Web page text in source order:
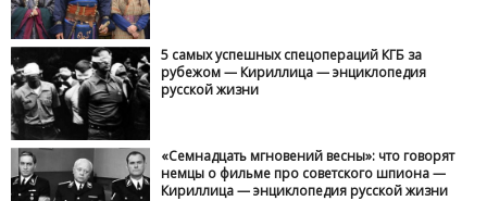
5 самых успешных спецопераций КГБ за
рубежом — Кириллица — энциклопедия
русской жизни
«Семнадцать мгновений весны»: что говорят
немцы о фильме про советского шпиона —
Кириллица — энциклопедия русской жизни